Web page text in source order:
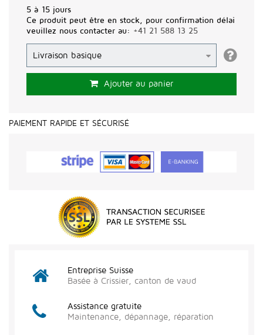
5 à 15 jours
Ce produit peut être en stock, pour confirmation délai
veuillez nous contacter au: +41 21 588 13 25
Ajouter au panier
PAIEMENT RAPIDE ET SÉCURISÉ
Entreprise Suisse
Basée à Crissier, canton de vaud
Assistance gratuite
Maintenance, dépannage, réparation